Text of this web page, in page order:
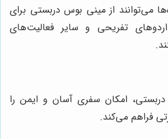
می‌توانند از مینی بوس دربستی برای
تفریحی و سایر فعالیت‌های
امکان سفری آسان و ایمن را
فراهم می‌کند.